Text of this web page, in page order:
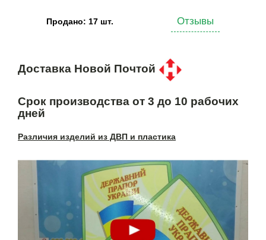
Продано: 17 шт. Отзывы
Доставка Новой Почтой
Срок производства от 3 до 10 рабочих
дней
Различия изделий из ДВП и пластика